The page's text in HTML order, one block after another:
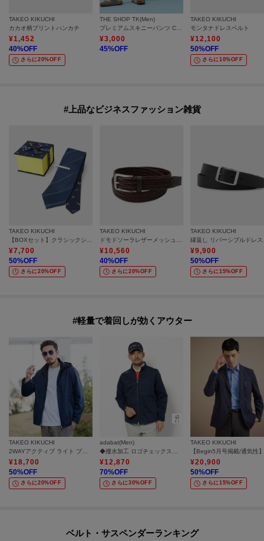
TAKEO KIKUCHI
カカオ柄プリントハンカチ
¥1,452
40%OFF
さらに20%OFF
THE SHOP TK(Men)
プレミアムスキニーパンツ COOL 360°ストレッチ／接触冷感／全4サイズ・4色展開
¥3,000
45%OFF
TAKEO KIKUCHI
モンタナドレスベルト
¥12,100
50%OFF
さらに10%OFF
#上品なビジネスファッション雑貨
TAKEO KIKUCHI
¥7,700
50%OFF
さらに20%OFF
TAKEO KIKUCHI
¥10,560
40%OFF
さらに20%OFF
TAKEO KIKUCHI
¥9,900
50%OFF
さらに15%OFF
#軽量で着回しが効くアウター
TAKEO KIKUCHI
2WAYアクティブ ライト ブルゾン
¥18,700
50%OFF
さらに20%OFF
adabat(Men)
◆撥水加工 ロゴチェックストレッチブルゾン
¥12,870
70%OFF
さらに30%OFF
TAKEO KIKUCHI
¥20,900
50%OFF
さらに15%OFF
ベルト・サスペンダーランキング